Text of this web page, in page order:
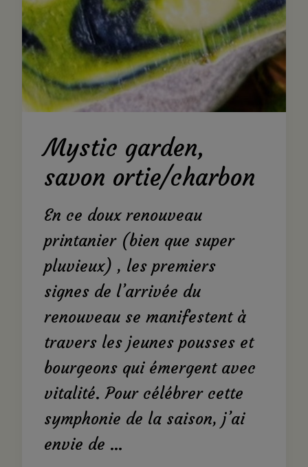
Mystic garden,
savon ortie/charbon
En ce doux renouveau
printanier (bien que super
pluvieux) , les premiers
signes de l’arrivée du
renouveau se manifestent à
travers les jeunes pousses et
bourgeons qui émergent avec
vitalité. Pour célébrer cette
symphonie de la saison, j’ai
envie de …